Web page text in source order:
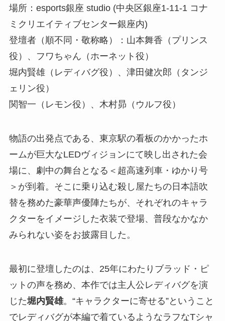
場所：esports銀座 studio (中央区銀座1-11-1 コナ
ミクリエイティブセンター銀座内)
登壇者（順不同・敬称略）：山本舞香（プリンス
役）、フワちゃん（ホーネット役）
堀内賢雄（レディバグ役）、津田健次郎（タンジ
ェリン役）
関智一（レモン役）、木村昴（ウルフ役）
物語の出発点である、東京駅の看板のかかったホ
ームが巨大なLEDヴィジョンにて映し出された会
場に、劇中の舞台となる＜超高速列車・ゆかり号
＞が到着。そこに乗り込む殺し屋たちの日本語吹
替を務めた豪華声優陣たちが、それぞれのキャラ
クターをイメージした衣装で登場、普段なかなか
みられない姿をお披露目した。
最初に登壇したのは、25年にわたりブラッド・ピ
ットの声を務め、本作では主人公レディバグを演
じた堀内賢雄。“キャラクターに寄せる”ということ
でレディバグが本編で着ているようなラフなTシャ